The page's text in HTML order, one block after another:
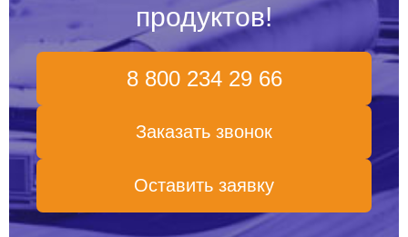
продуктов!
8 800 234 29 66
Заказать звонок
Оставить заявку